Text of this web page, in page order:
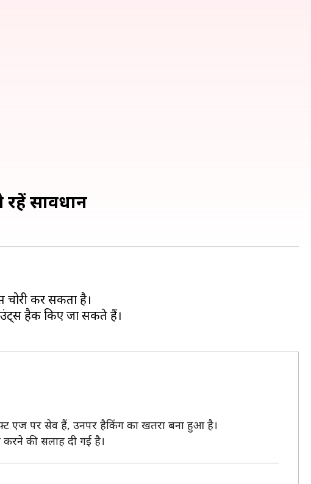
रहें सावधान
चोरी कर सकता है।
हैक किए जा सकते हैं।
एज पर सेव हैं, उनपर हैकिंग का खतरा बना हुआ है।
की सलाह दी गई है।